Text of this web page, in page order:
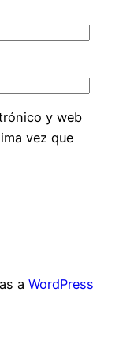
y web
vez que
a WordPress